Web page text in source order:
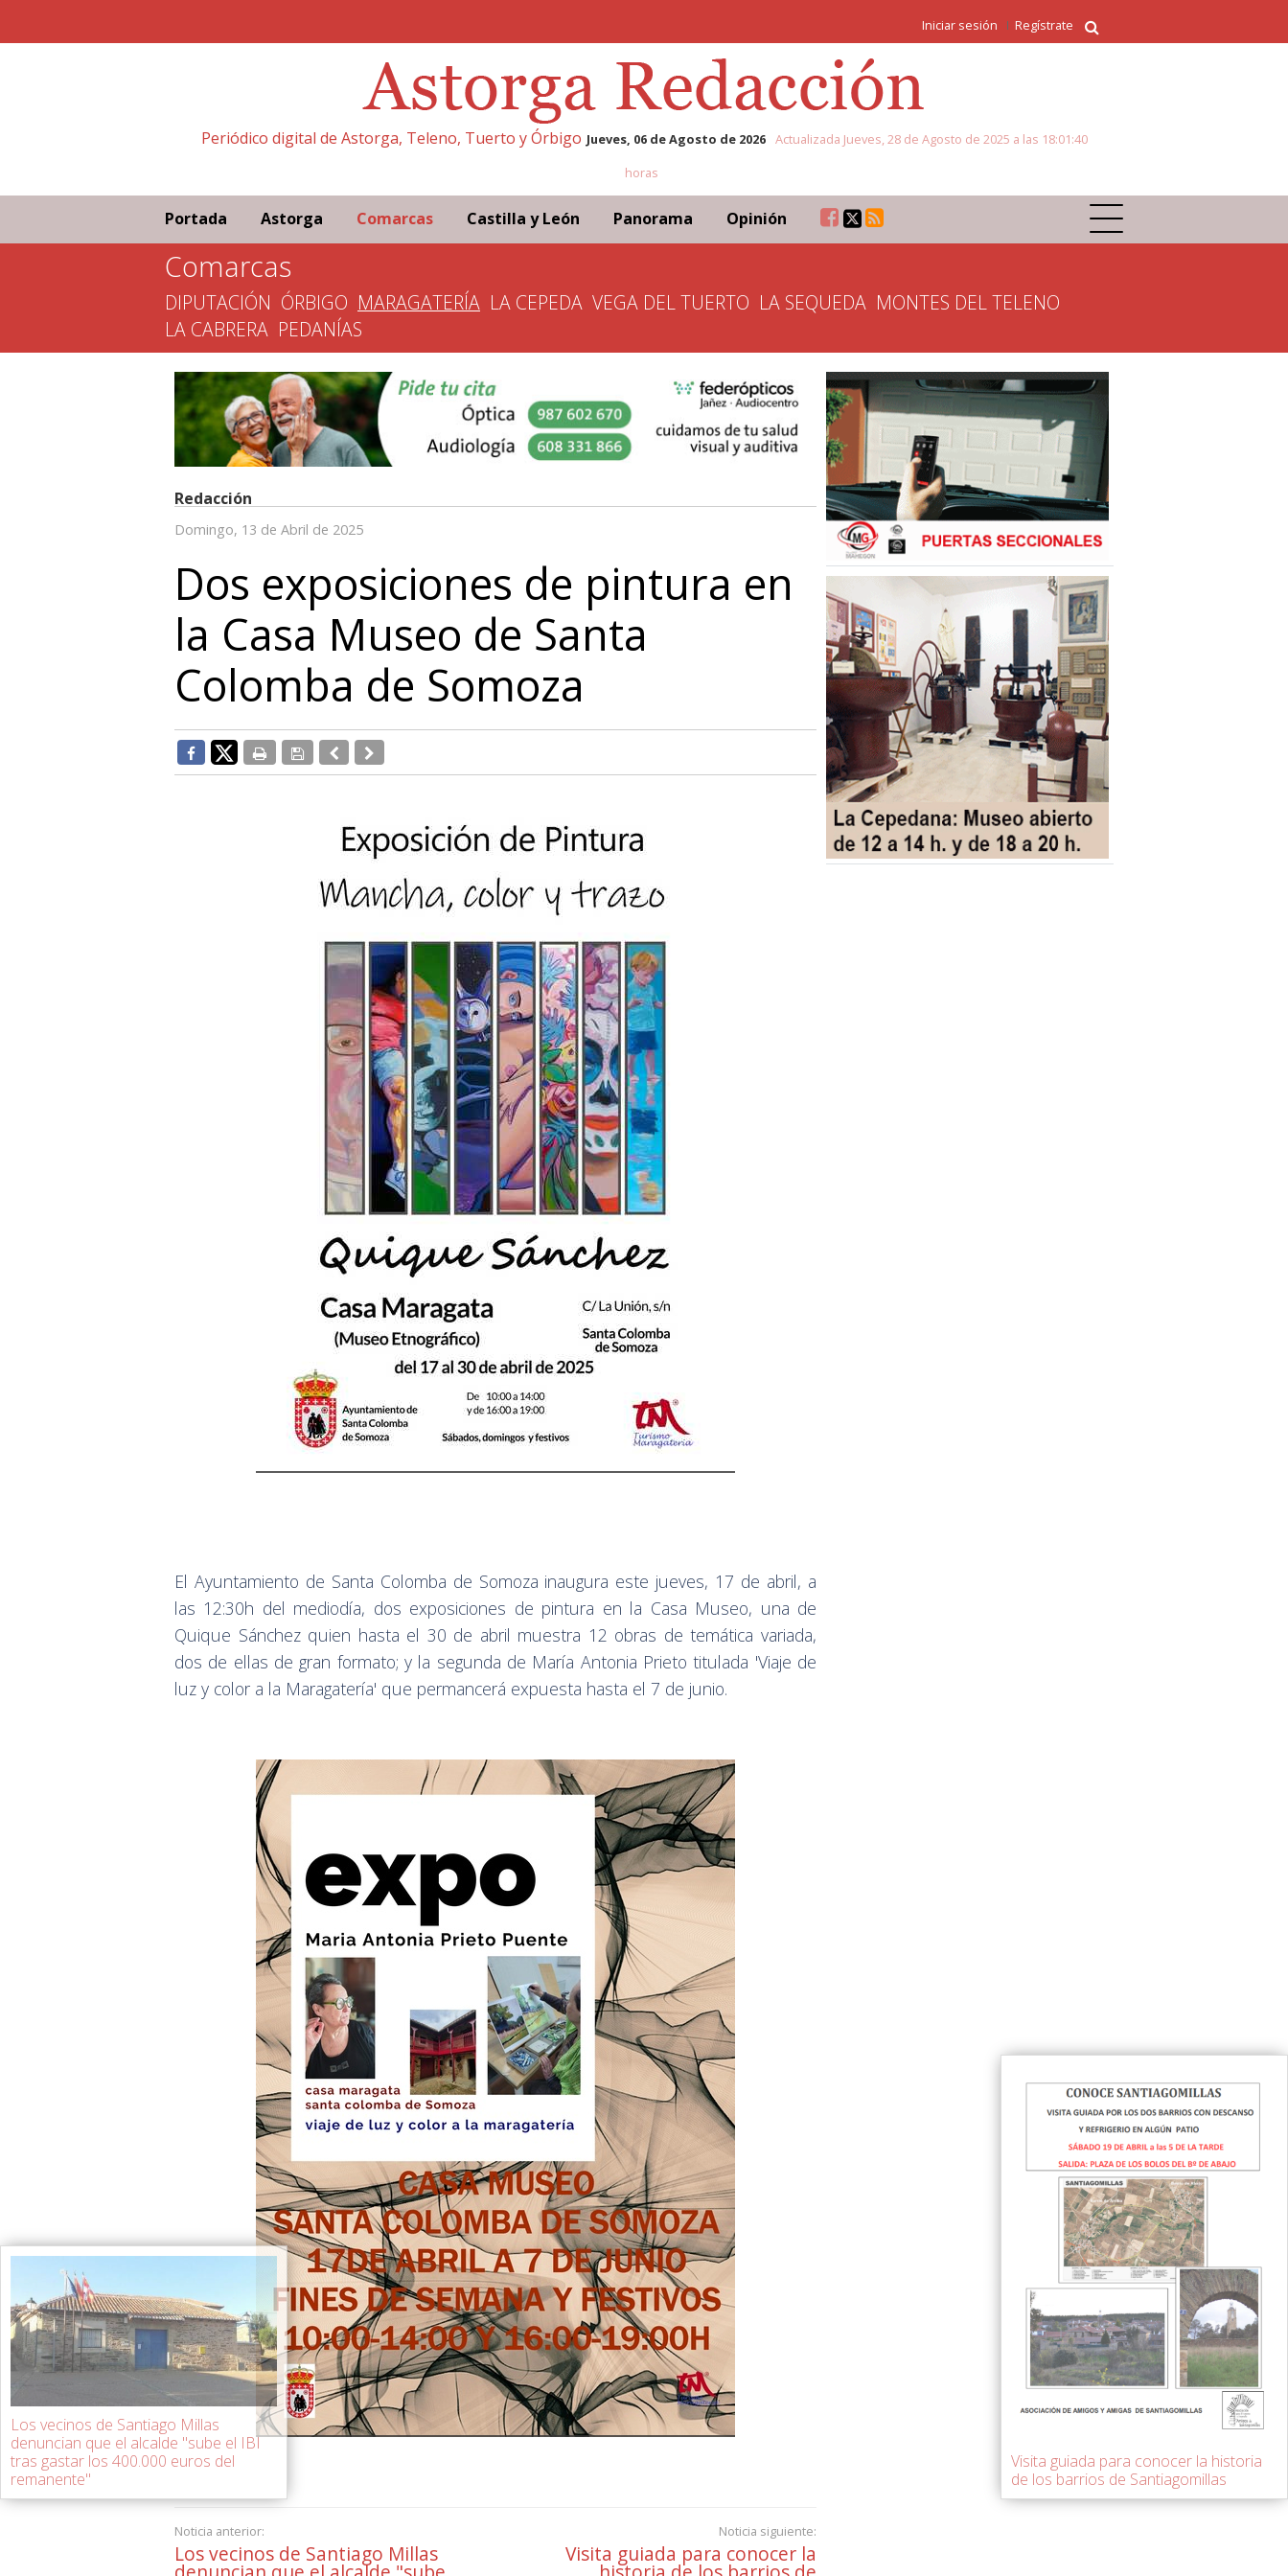
Iniciar sesión Regístrate
Periódico digital de Astorga, Teleno, Tuerto y Órbigo Jueves, 06 de Agosto de 2026 Actualizada Jueves, 28 de Agosto de 2025 a las 18:01:40
horas
Portada Astorga Comarcas Castilla y León Panorama Opinión
Comarcas
DIPUTACIÓN ÓRBIGO MARAGATERÍA LA CEPEDA VEGA DEL TUERTO LA SEQUEDA MONTES DEL TELENO
LA CABRERA PEDANÍAS
Redacción
Domingo, 13 de Abril de 2025
Dos exposiciones de pintura en
la Casa Museo de Santa
Colomba de Somoza
El Ayuntamiento de Santa Colomba de Somoza inaugura este jueves, 17 de abril, a
las 12:30h del mediodía, dos exposiciones de pintura en la Casa Museo, una de
Quique Sánchez quien hasta el 30 de abril muestra 12 obras de temática variada,
dos de ellas de gran formato; y la segunda de María Antonia Prieto titulada 'Viaje de
luz y color a la Maragatería' que permancerá expuesta hasta el 7 de junio.
Noticia anterior:
Los vecinos de Santiago Millas
Noticia siguiente:
Visita guiada para conocer la
Los vecinos de Santiago Millas
denuncian que el alcalde "sube el IBI
tras gastar los 400.000 euros del
remanente"
Visita guiada para conocer la historia
de los barrios de Santiagomillas